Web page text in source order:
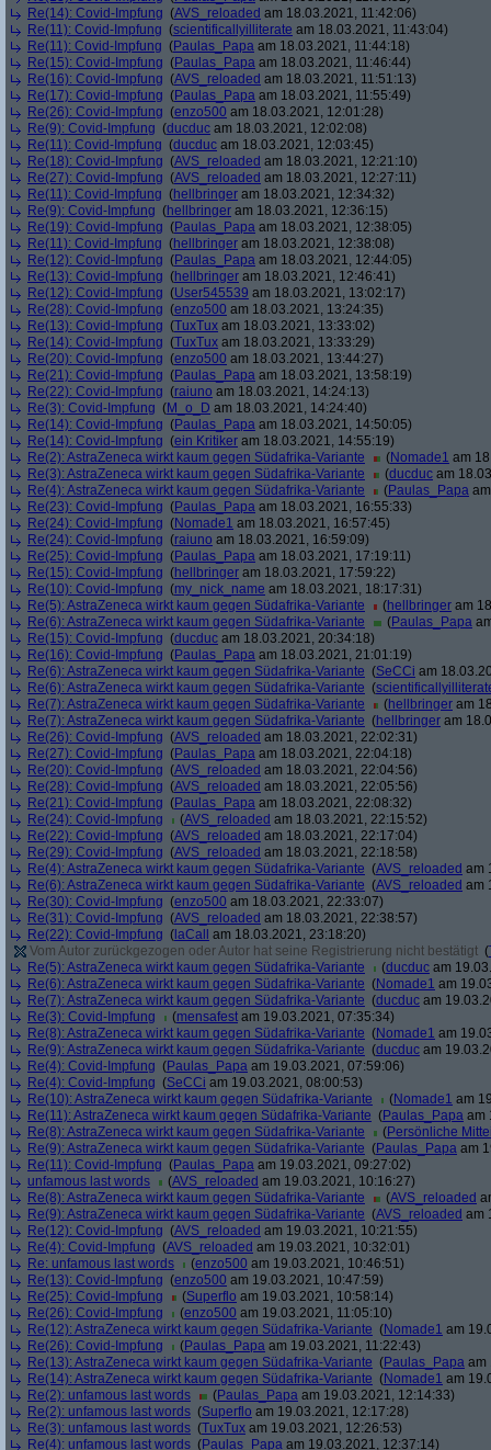
Re(14): Covid-Impfung (AVS_reloaded am 18.03.2021, 11:42:06)
Re(11): Covid-Impfung (scientificallyilliterate am 18.03.2021, 11:43:04)
Re(11): Covid-Impfung (Paulas_Papa am 18.03.2021, 11:44:18)
Re(15): Covid-Impfung (Paulas_Papa am 18.03.2021, 11:46:44)
Re(16): Covid-Impfung (AVS_reloaded am 18.03.2021, 11:51:13)
Re(17): Covid-Impfung (Paulas_Papa am 18.03.2021, 11:55:49)
Re(26): Covid-Impfung (enzo500 am 18.03.2021, 12:01:28)
Re(9): Covid-Impfung (ducduc am 18.03.2021, 12:02:08)
Re(11): Covid-Impfung (ducduc am 18.03.2021, 12:03:45)
Re(18): Covid-Impfung (AVS_reloaded am 18.03.2021, 12:21:10)
Re(27): Covid-Impfung (AVS_reloaded am 18.03.2021, 12:27:11)
Re(11): Covid-Impfung (hellbringer am 18.03.2021, 12:34:32)
Re(9): Covid-Impfung (hellbringer am 18.03.2021, 12:36:15)
Re(19): Covid-Impfung (Paulas_Papa am 18.03.2021, 12:38:05)
Re(11): Covid-Impfung (hellbringer am 18.03.2021, 12:38:08)
Re(12): Covid-Impfung (Paulas_Papa am 18.03.2021, 12:44:05)
Re(13): Covid-Impfung (hellbringer am 18.03.2021, 12:46:41)
Re(12): Covid-Impfung (User545539 am 18.03.2021, 13:02:17)
Re(28): Covid-Impfung (enzo500 am 18.03.2021, 13:24:35)
Re(13): Covid-Impfung (TuxTux am 18.03.2021, 13:33:02)
Re(14): Covid-Impfung (TuxTux am 18.03.2021, 13:33:29)
Re(20): Covid-Impfung (enzo500 am 18.03.2021, 13:44:27)
Re(21): Covid-Impfung (Paulas_Papa am 18.03.2021, 13:58:19)
Re(22): Covid-Impfung (raiuno am 18.03.2021, 14:24:13)
Re(3): Covid-Impfung (M_o_D am 18.03.2021, 14:24:40)
Re(14): Covid-Impfung (Paulas_Papa am 18.03.2021, 14:50:05)
Re(14): Covid-Impfung (ein Kritiker am 18.03.2021, 14:55:19)
Re(2): AstraZeneca wirkt kaum gegen Südafrika-Variante
(Nomade1 am
Re(3): AstraZeneca wirkt kaum gegen Südafrika-Variante
(ducduc am
Re(4): AstraZeneca wirkt kaum gegen Südafrika-Variante
(Paulas_Papa
Re(23): Covid-Impfung (Paulas_Papa am 18.03.2021, 16:55:33)
Re(24): Covid-Impfung (Nomade1 am 18.03.2021, 16:57:45)
Re(24): Covid-Impfung (raiuno am 18.03.2021, 16:59:09)
Re(25): Covid-Impfung (Paulas_Papa am 18.03.2021, 17:19:11)
Re(15): Covid-Impfung (hellbringer am 18.03.2021, 17:59:22)
Re(10): Covid-Impfung (my_nick_name am 18.03.2021, 18:17:31)
Re(5): AstraZeneca wirkt kaum gegen Südafrika-Variante
(hellbringer am
Re(6): AstraZeneca wirkt kaum gegen Südafrika-Variante
(Paulas_Papa
Re(15): Covid-Impfung (ducduc am 18.03.2021, 20:34:18)
Re(16): Covid-Impfung (Paulas_Papa am 18.03.2021, 21:01:19)
Re(6): AstraZeneca wirkt kaum gegen Südafrika-Variante (SeCCi am
Re(6): AstraZeneca wirkt kaum gegen Südafrika-Variante (
Re(7): AstraZeneca wirkt kaum gegen Südafrika-Variante
(hellbringer am
Re(7): AstraZeneca wirkt kaum gegen Südafrika-Variante (hellbringer am
Re(26): Covid-Impfung (AVS_reloaded am 18.03.2021, 22:02:31)
Re(27): Covid-Impfung (Paulas_Papa am 18.03.2021, 22:04:18)
Re(20): Covid-Impfung (AVS_reloaded am 18.03.2021, 22:04:56)
Re(28): Covid-Impfung (AVS_reloaded am 18.03.2021, 22:05:56)
Re(21): Covid-Impfung (Paulas_Papa am 18.03.2021, 22:08:32)
Re(24): Covid-Impfung
(AVS_reloaded am 18.03.2021, 22:15:52)
Re(22): Covid-Impfung (AVS_reloaded am 18.03.2021, 22:17:04)
Re(29): Covid-Impfung (AVS_reloaded am 18.03.2021, 22:18:58)
Re(4): AstraZeneca wirkt kaum gegen Südafrika-Variante (AVS_reloaded am
Re(6): AstraZeneca wirkt kaum gegen Südafrika-Variante (AVS_reloaded am
Re(30): Covid-Impfung (enzo500 am 18.03.2021, 22:33:07)
Re(31): Covid-Impfung (AVS_reloaded am 18.03.2021, 22:38:57)
Re(22): Covid-Impfung ( laCall
am 18.03.2021, 23:18:20)
Vom Autor zurückgezogen oder Autor hat seine Registrierung nicht bestätigt (
Re(5): AstraZeneca wirkt kaum gegen Südafrika-Variante
(ducduc am
Re(6): AstraZeneca wirkt kaum gegen Südafrika-Variante (Nomade1 am
Re(7): AstraZeneca wirkt kaum gegen Südafrika-Variante (ducduc am
Re(3): Covid-Impfung
(mensafest am 19.03.2021, 07:35:34)
Re(8): AstraZeneca wirkt kaum gegen Südafrika-Variante (Nomade1 am
Re(9): AstraZeneca wirkt kaum gegen Südafrika-Variante (ducduc am
Re(4): Covid-Impfung (Paulas_Papa am 19.03.2021, 07:59:06)
Re(4): Covid-Impfung (SeCCi am 19.03.2021, 08:00:53)
Re(10): AstraZeneca wirkt kaum gegen Südafrika-Variante
(Nomade1 am
Re(11): AstraZeneca wirkt kaum gegen Südafrika-Variante (Paulas_Papa am
Re(8): AstraZeneca wirkt kaum gegen Südafrika-Variante
(Persönliche
Re(9): AstraZeneca wirkt kaum gegen Südafrika-Variante (Paulas_Papa am
Re(11): Covid-Impfung (Paulas_Papa am 19.03.2021, 09:27:02)
unfamous last words
(AVS_reloaded am 19.03.2021, 10:16:27)
Re(8): AstraZeneca wirkt kaum gegen Südafrika-Variante
(AVS_reloaded
Re(9): AstraZeneca wirkt kaum gegen Südafrika-Variante (AVS_reloaded am
Re(12): Covid-Impfung (AVS_reloaded am 19.03.2021, 10:21:55)
Re(4): Covid-Impfung (AVS_reloaded am 19.03.2021, 10:32:01)
Re: unfamous last words
(enzo500 am 19.03.2021, 10:46:51)
Re(13): Covid-Impfung (enzo500 am 19.03.2021, 10:47:59)
Re(25): Covid-Impfung
(Superflo am 19.03.2021, 10:58:14)
Re(26): Covid-Impfung
(enzo500 am 19.03.2021, 11:05:10)
Re(12): AstraZeneca wirkt kaum gegen Südafrika-Variante (Nomade1 am
Re(26): Covid-Impfung
(Paulas_Papa am 19.03.2021, 11:22:43)
Re(13): AstraZeneca wirkt kaum gegen Südafrika-Variante (Paulas_Papa am
Re(14): AstraZeneca wirkt kaum gegen Südafrika-Variante (Nomade1 am
Re(2): unfamous last words
(Paulas_Papa am 19.03.2021, 12:14:33)
Re(2): unfamous last words (Superflo am 19.03.2021, 12:17:28)
Re(3): unfamous last words (TuxTux am 19.03.2021, 12:26:53)
Re(4): unfamous last words (Paulas_Papa am 19.03.2021, 12:37:14)